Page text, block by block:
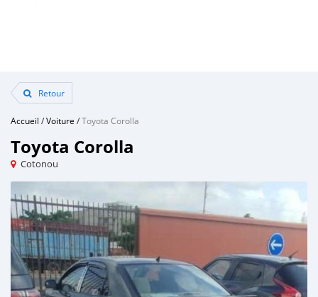
Retour
Accueil /Voiture /Toyota Corolla
Toyota Corolla
Cotonou